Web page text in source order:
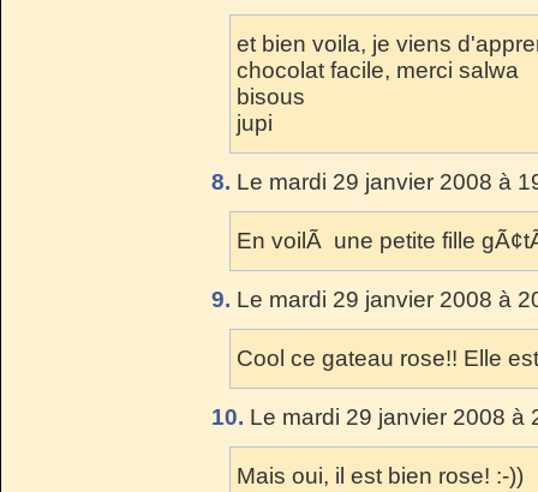
et bien voila, je viens
chocolat facile, merci salwa
bisous
jupi
8. Le mardi 29 janvier 2008 à
En voilÃ une petite fille
9. Le mardi 29 janvier 2008 à
Cool ce gateau rose!! Elle
10. Le mardi 29 janvier 2008 à
Mais oui, il est bien rose! :-))